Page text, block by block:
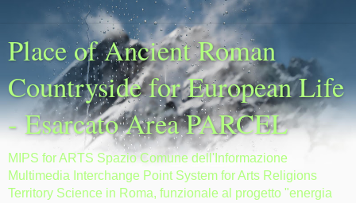
Place of Ancient Roman
Countryside for European Life
- Esarcato Area PARCEL
MIPS for ARTS Spazio Comune dell'Informazione
Multimedia Interchange Point System for Arts Religions
Territory Science in Roma, funzionale al progetto "energia